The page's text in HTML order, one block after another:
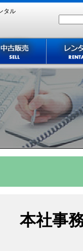
タル
本社事